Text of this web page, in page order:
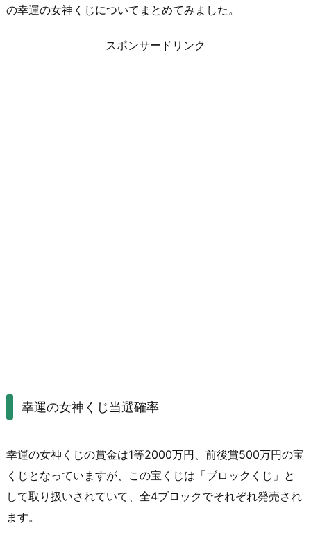
の幸運の女神くじについてまとめてみました。
スポンサードリンク
幸運の女神くじ当選確率
幸運の女神くじの賞金は1等2000万円、前後賞500万円の宝
くじとなっていますが、この宝くじは「ブロックくじ」と
して取り扱いされていて、全4ブロックでそれぞれ発売され
ます。